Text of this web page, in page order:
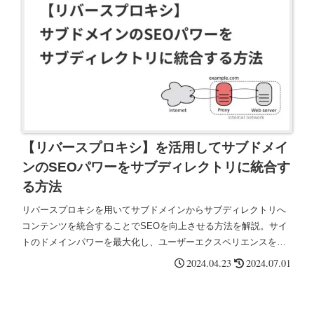
【リバースプロキシ】を活用してサブドメイ
ンのSEOパワーをサブディレクトリに統合す
る方法
リバースプロキシを用いてサブドメインからサブディレクトリへ
コンテンツを統合することでSEOを向上させる方法を解説。サイ
トのドメインパワーを最大化し、ユーザーエクスペリエンスを向
上させる具体的な設定手順と効果について詳しく説明。
2024.04.23 2024.07.01